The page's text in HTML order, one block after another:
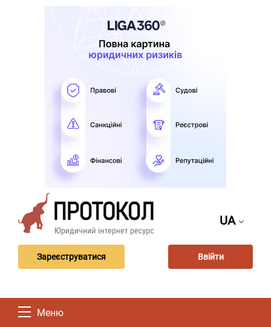
UA
Зареєструватися Ввійти
Меню